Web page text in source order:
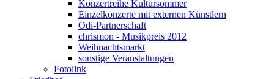
Konzertreihe Kultursommer
Einzelkonzerte mit externen Künstlern
Odi-Partnerschaft
chrismon - Musikpreis 2012
Weihnachtsmarkt
sonstige Veranstaltungen
Fotolink